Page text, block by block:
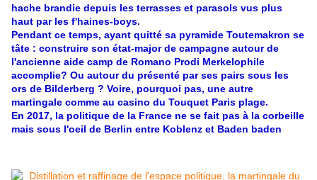
hache brandie depuis les terrasses et parasols vus plus
haut par les f'haines-boys.
Pendant ce temps, ayant quitté sa pyramide Toutemakron se
tâte : construire son état-major de campagne autour de
l'ancienne aide camp de Romano Prodi Merkelophile
accomplie? Ou autour du présenté par ses pairs sous les
ors de Bilderberg ? Voire, pourquoi pas, une autre
martingale comme au casino du Touquet Paris plage.
En 2017, la politique de la France ne se fait pas à la corbeille
mais sous l'oeil de Berlin entre Koblenz et Baden baden